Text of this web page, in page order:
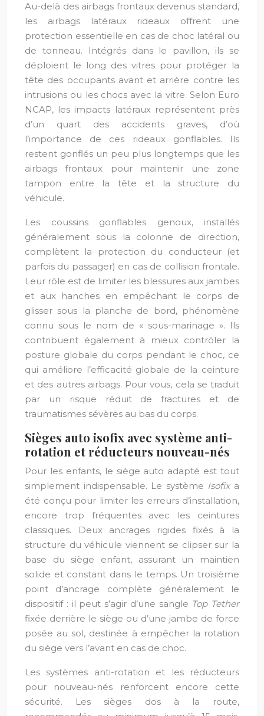
Au-delà des airbags frontaux devenus standard,
les airbags latéraux rideaux offrent une
protection essentielle en cas de choc latéral ou
de tonneau. Intégrés dans le pavillon, ils se
déploient le long des vitres pour protéger la
tête des occupants avant et arrière contre les
intrusions ou les chocs avec la vitre. Selon Euro
NCAP, les impacts latéraux représentent près
d’un quart des accidents graves, d’où
l’importance de ces rideaux gonflables. Ils
restent gonflés un peu plus longtemps que les
airbags frontaux pour maintenir une zone
tampon entre la tête et la structure du
véhicule.
Les coussins gonflables genoux, installés
généralement sous la colonne de direction,
complètent la protection du conducteur (et
parfois du passager) en cas de collision frontale.
Leur rôle est de limiter les blessures aux jambes
et aux hanches en empêchant le corps de
glisser sous la planche de bord, phénomène
connu sous le nom de « sous-marinage ». Ils
contribuent également à mieux contrôler la
posture globale du corps pendant le choc, ce
qui améliore l’efficacité globale de la ceinture
et des autres airbags. Pour vous, cela se traduit
par un risque réduit de fractures et de
traumatismes sévères au bas du corps.
Sièges auto isofix avec système anti-
rotation et réducteurs nouveau-nés
Pour les enfants, le siège auto adapté est tout
simplement indispensable. Le système Isofixa
été conçu pour limiter les erreurs d’installation,
encore trop fréquentes avec les ceintures
classiques. Deux ancrages rigides fixés à la
structure du véhicule viennent se clipser sur la
base du siège enfant, assurant un maintien
solide et constant dans le temps. Un troisième
point d’ancrage complète généralement le
dispositif : il peut s’agir d’une sangle Top Tether
fixée derrière le siège ou d’une jambe de force
posée au sol, destinée à empêcher la rotation
du siège vers l’avant en cas de choc.
Les systèmes anti-rotation et les réducteurs
pour nouveau-nés renforcent encore cette
sécurité. Les sièges dos à la route,